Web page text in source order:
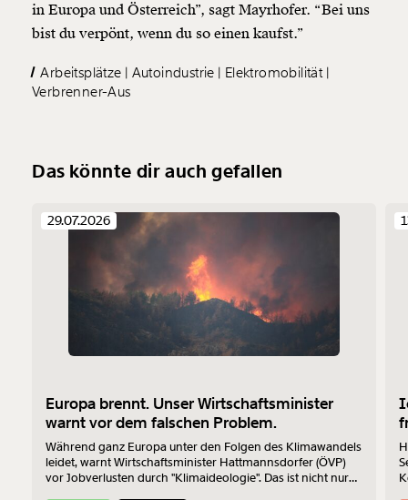
in Europa und Österreich”, sagt Mayrhofer. “Bei uns
bist du verpönt, wenn du so einen kaufst.”
Arbeitsplätze Autoindustrie
Elektromobilität
Verbrenner-Aus
Das könnte dir auch gefallen
29.07.2026
Europa brennt. Unser Wirtschaftsminister
warnt vor dem falschen Problem.
Während ganz Europa unter den Folgen des Klimawandels
leidet, warnt Wirtschaftsminister Hattmannsdorfer (ÖVP)
vor Jobverlusten durch "Klimaideologie". Das ist nicht nur